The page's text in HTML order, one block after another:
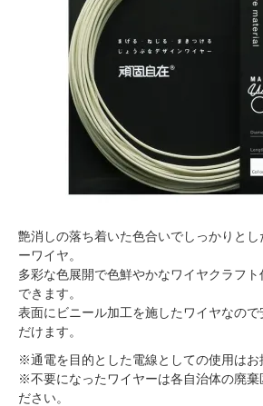
艶消しの落ち着いた色合いでしっかりと
ーワイヤ。
多彩な色展開で色鮮やかなワイヤクラフ
できます。
表面にビニール加工を施したワイヤなの
だけます。
※通電を目的とした電線としての使用はお
※不要になったワイヤーは各自治体の廃棄
ださい。